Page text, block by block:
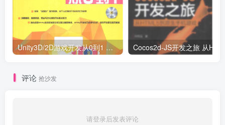
Unity3D/2D游戏开发从0到1 （刘国柱著） 完整版_游戏开发教程
评论 抢沙发
请登录后发表评论